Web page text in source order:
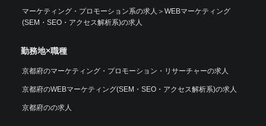
マーケティング・プロモーション系の求人 ＞ WEBマーケティング
(SEM・SEO・アクセス解析系)の求人
勤務地×職種
京都府のマーケティング・プロモーション・リサーチャーの求人
京都府のWEBマーケティング(SEM・SEO・アクセス解析系)の求人
京都府のの求人